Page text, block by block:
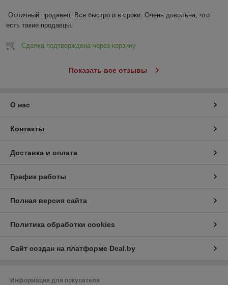
Отличный продавец. Все быстро и в сроки. Очень довольна, что
есть такие продавцы.
Сделка подтверждена через корзину
Показать все отзывы
О нас
Контакты
Доставка и оплата
График работы
Полная версия сайта
Политика обработки cookies
Сайт создан на платформе Deal.by
Информация для покупателя